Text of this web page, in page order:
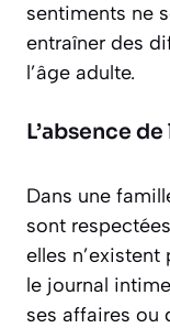
sentiments ne
entraîner des
l’âge adulte.
L’absence
Dans une
sont
elles
le journal
ses affaires ou